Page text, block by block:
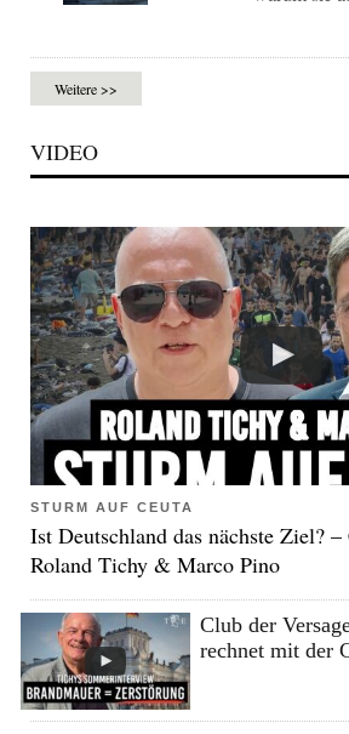
Weitere >>
VIDEO
STURM AUF CEUTA
Ist Deutschland das nächste Ziel?
Roland Tichy & Marco Pino
Club der
rechnet mit der